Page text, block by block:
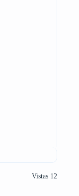
Vistas 12